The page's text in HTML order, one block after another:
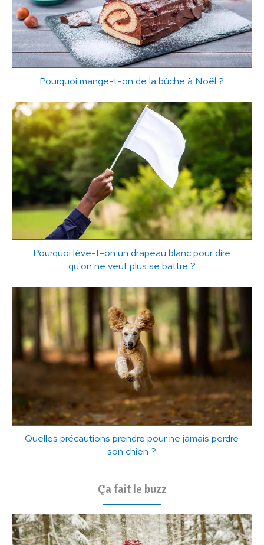
Pourquoi mange-t-on de la bûche à Noël ?
Pourquoi lève-t-on un drapeau blanc pour dire
qu'on ne veut plus se battre ?
Quelles précautions prendre pour ne jamais perdre
son chien ?
Ça fait le buzz